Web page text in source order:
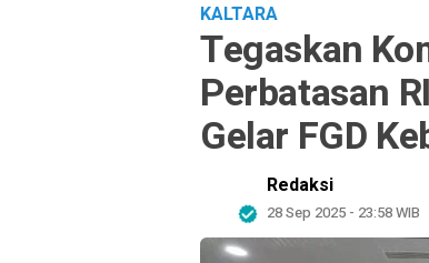
KALTARA
Tegaskan
Perbatasan
Gelar FGD
Redaksi
28 Sep 2025 - 23:58 WIB